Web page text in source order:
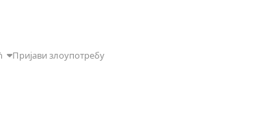
Пријави злоупотребу